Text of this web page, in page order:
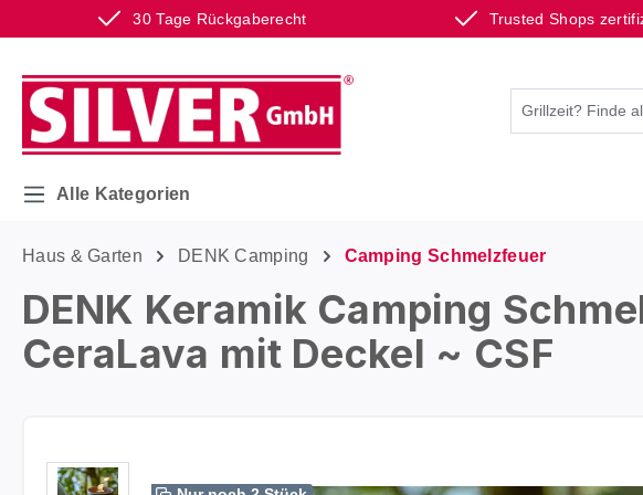
30 Tage Rückgaberecht Trusted Shops
Hauptinhalt springen
Zur Suche springen
Zur Hauptnavigation springen
Alle Kategorien
Haus & Garten DENK Camping Camping Schmelzfeuer
DENK Keramik Camping
CeraLava mit Deckel ~ CSF
Bildergalerie überspringen